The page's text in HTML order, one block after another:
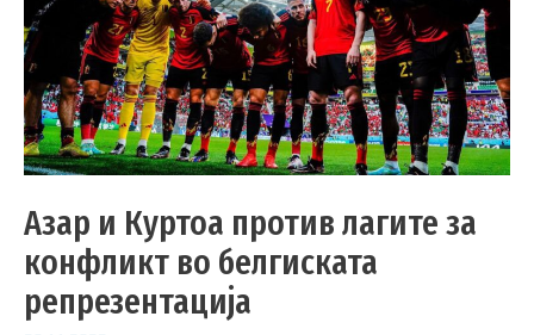
Азар и Куртоа против лагите за
конфликт во белгиската
репрезентација